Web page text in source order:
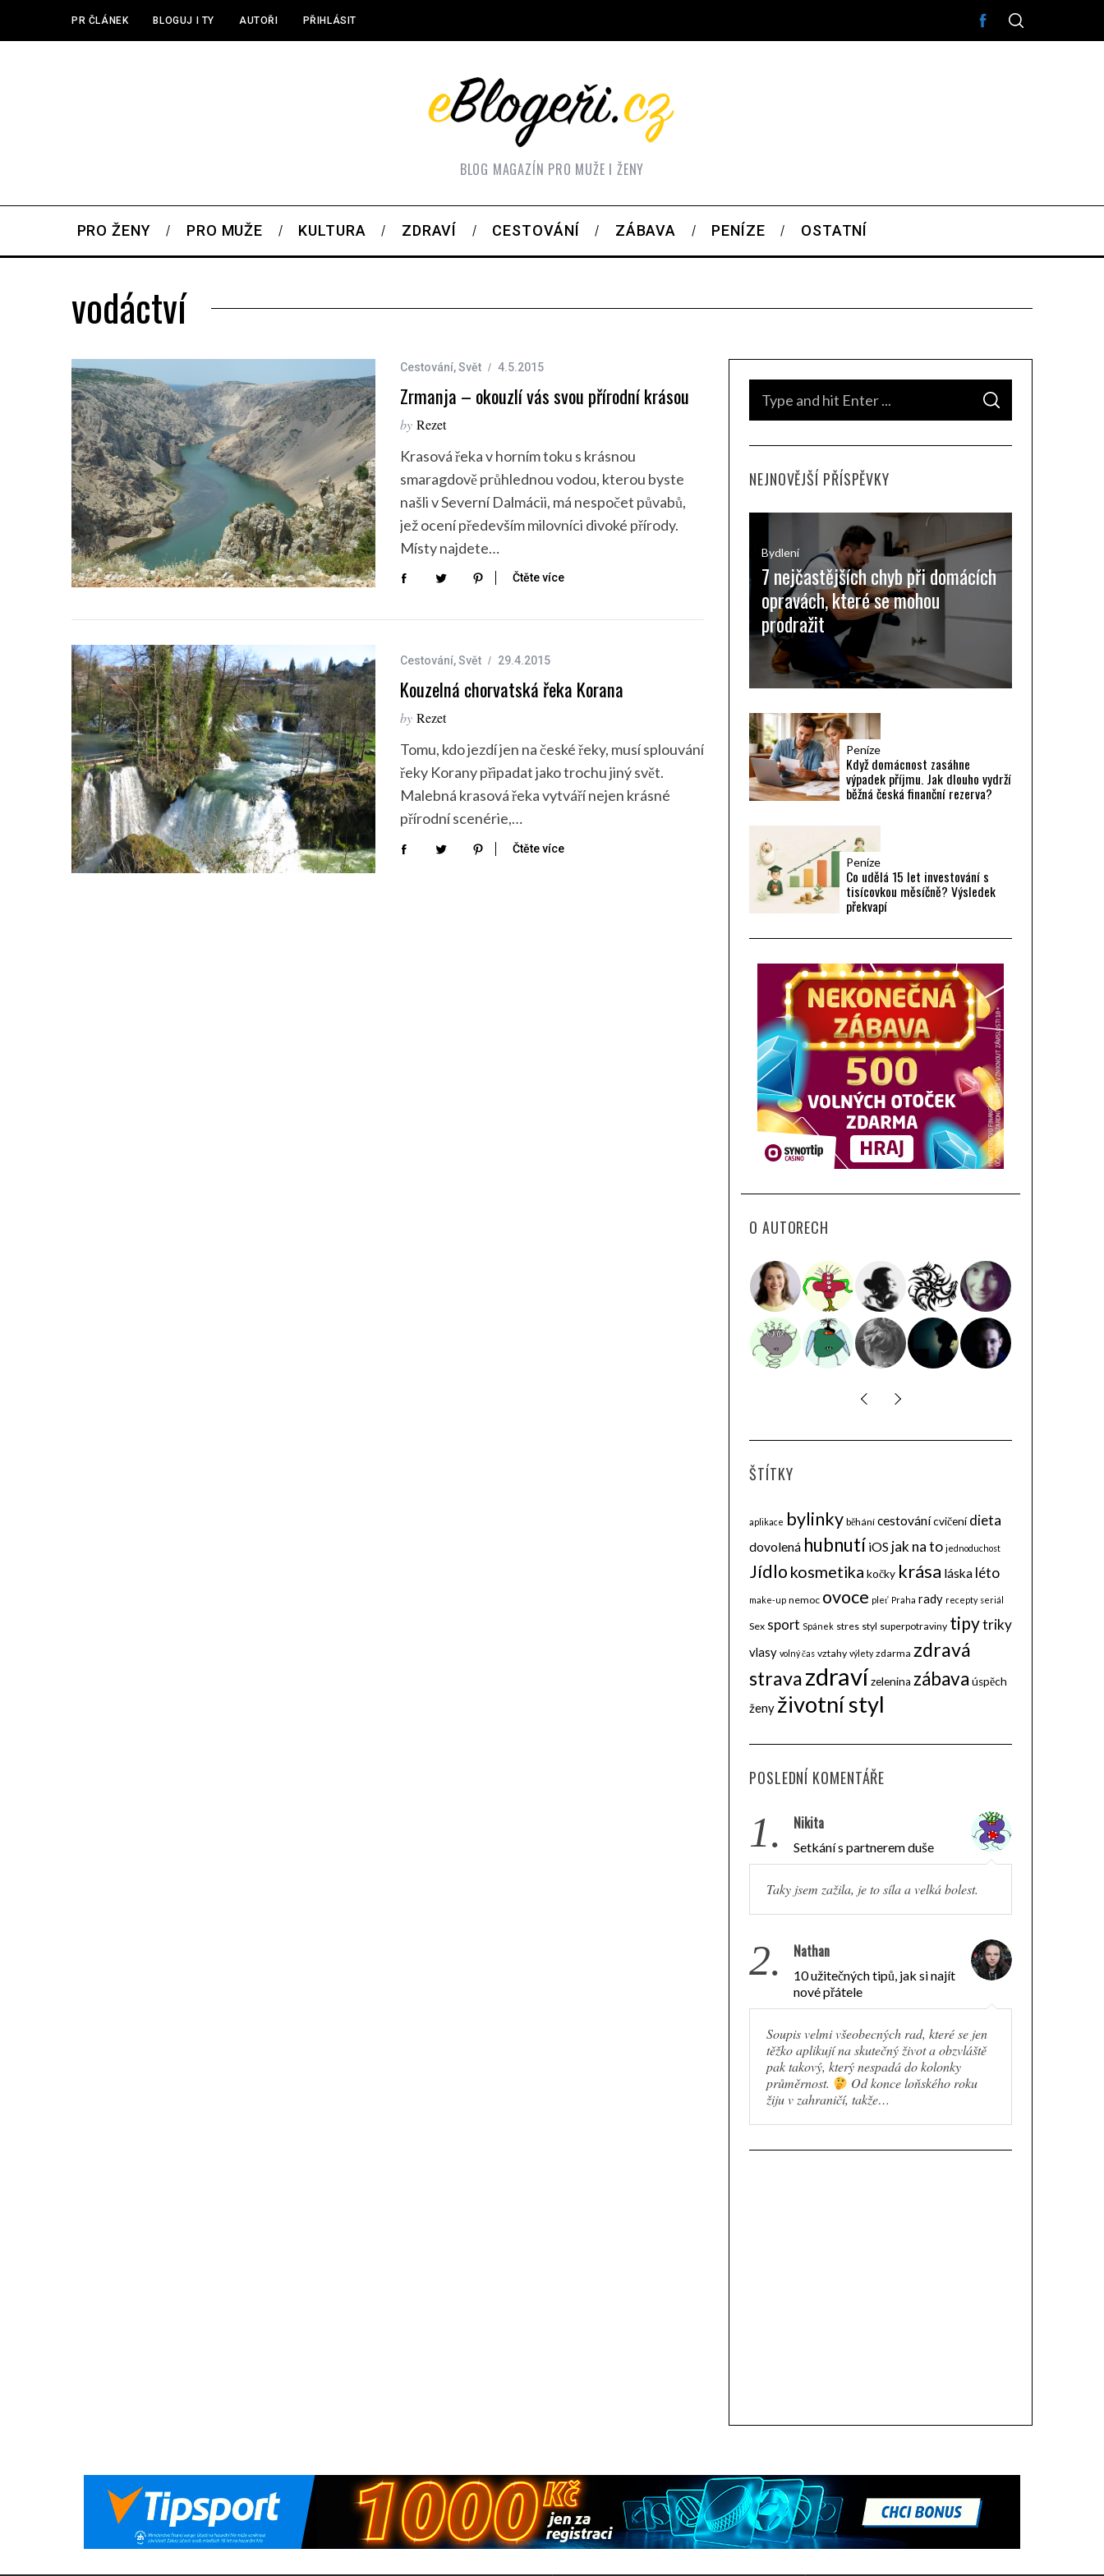
PR ČLÁNEK BLOGUJ I TY AUTOŘI PŘIHLÁSIT
BLOG MAGAZÍN PRO MUŽE I ŽENY
PRO ŽENY PRO MUŽE KULTURA ZDRAVÍ CESTOVÁNÍ ZÁBAVA PENÍZE OSTATNÍ
vodáctví
Cestování,Svět 4.5.2015
Zrmanja – okouzlí vás svou přírodní krásou
by Rezet
Krasová řeka v horním toku s krásnou
smaragdově průhlednou vodou, kterou byste
našli v Severní Dalmácii, má nespočet půvabů,
jež ocení především milovníci divoké přírody.
Místy najdete…
Čtěte více
Cestování,Svět 29.4.2015
Kouzelná chorvatská řeka Korana
by Rezet
Tomu, kdo jezdí jen na české řeky, musí splouvání
řeky Korany připadat jako trochu jiný svět.
Malebná krasová řeka vytváří nejen krásné
přírodní scenérie,…
Čtěte více
c
S
A
C
NEJNOVĚJŠÍ PŘÍSPĚVKY
Bydlení
7 nejčastějších chyb při domácích
opravách, které se mohou
prodražit
Peníze
Když domácnost zasáhne
výpadek příjmu. Jak dlouho vydrží
běžná česká finanční rezerva?
Peníze
Co udělá 15 let investování s
tisícovkou měsíčně? Výsledek
překvapí
O AUTORECH
ŠTÍTKY
aplikace bylinky běhání cestovánícvičení dieta
dovolená hubnutí iOS jak na to jednoduchost
Jídlo kosmetika kočky krása láska léto
make-up nemoc ovoce pleť Praha rady recepty seriál
Sex sport Spánek stres styl superpotraviny tipytriky
vlasy volný čas vztahy výlety zdarma zdravá
stravazdravízelenina zábava úspěch
ženy životní styl
POSLEDNÍ KOMENTÁŘE
1. Nikita
Setkání s partnerem duše
Taky jsem zažila, je to síla a velká bolest.
2. Nathan
10 užitečných tipů, jak si najít
nové přátele
Soupis velmi všeobecných rad, které se jen
těžko aplikují na skutečný život a obzvláště
pak takový, který nespadá do kolonky
průměrnost.
Od konce loňského roku
žiju v zahraničí, takže…